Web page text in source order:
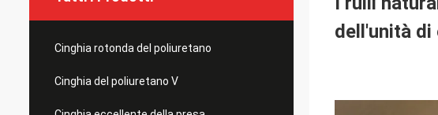
Cinghia rotonda del poliuretano
Cinghia del poliuretano V
dell'unità di